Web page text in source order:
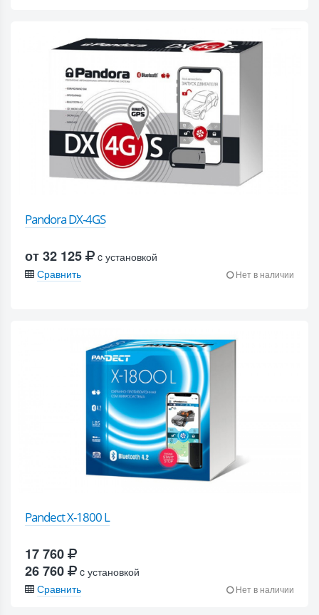
Pandora DX-4GS
от 32 125
c установкой
Сравнить
Нет в наличии
Pandect X-1800 L
17 760
26 760
c установкой
Сравнить
Нет в наличии